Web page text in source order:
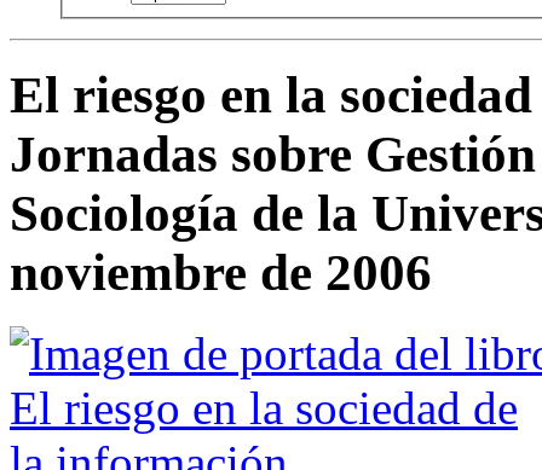
El riesgo en la
Jornadas sobre
Sociología de la
noviembre de 2006